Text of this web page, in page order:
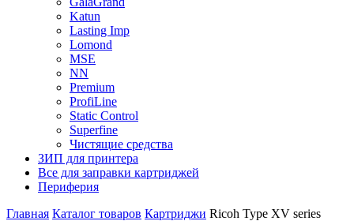
Katun
Lasting Imp
Lomond
MSE
NN
Premium
ProfiLine
Static Control
Superfine
Чистящие средства
ЗИП для принтера
Все для заправки картриджей
Периферия
Главная Каталог товаров Картриджи Ricoh Type XV series